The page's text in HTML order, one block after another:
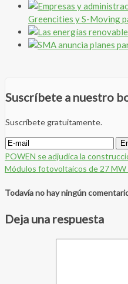
Greencities y S-Moving
Suscríbete a nuestro
Suscríbete gratuitamente.
POWEN se adjudica la
Módulos fotovoltaicos de 27
Todavía no hay ningún
Deja una respuesta